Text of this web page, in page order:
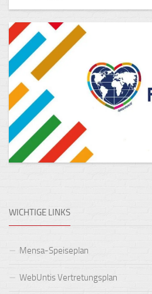
WICHTIGE LINKS
Mensa-Speiseplan
WebUntis Vertretungsplan